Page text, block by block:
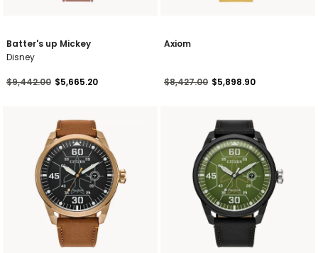
Batter's up Mickey
Disney
Precio reducido de
$9,442.00a$5,665.20
Axiom
Precio reducido de
$8,427.00a$5,898.90